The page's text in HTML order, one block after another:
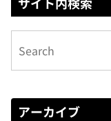
アーカイブ